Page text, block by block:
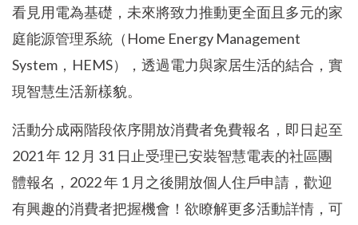
看見用電為基礎，未來將致力推動更全面且多元的家
庭能源管理系統（Home Energy Management
System，HEMS），透過電力與家居生活的結合，實
現智慧生活新樣貌。
活動分成兩階段依序開放消費者免費報名，即日起至
2021 年 12 月 31 日止受理已安裝智慧電表的社區團
體報名，2022 年 1 月之後開放個人住戶申請，歡迎
有興趣的消費者把握機會！欲瞭解更多活動詳情，可